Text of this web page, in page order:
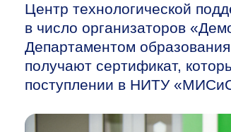
Центр технологической
в число организаторов
Департаментом
получают сертификат,
поступлении в НИТУ